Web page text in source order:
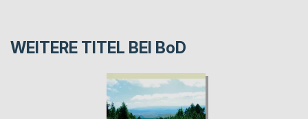
WEITERE TITEL BEI BoD